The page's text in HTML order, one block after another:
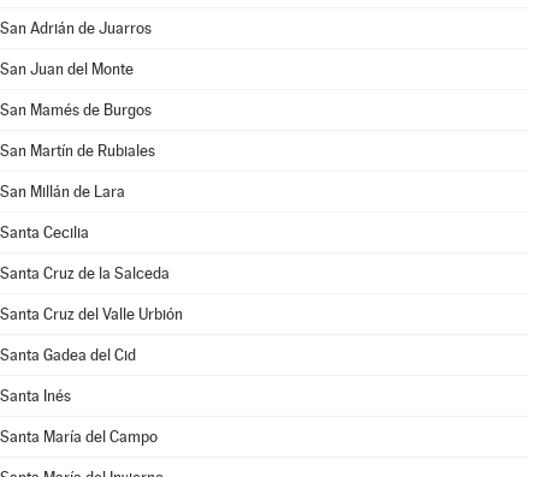
San Adrián de Juarros
San Juan del Monte
San Mamés de Burgos
San Martín de Rubiales
San Millán de Lara
Santa Cecilia
Santa Cruz de la Salceda
Santa Cruz del Valle Urbión
Santa Gadea del Cid
Santa Inés
Santa María del Campo